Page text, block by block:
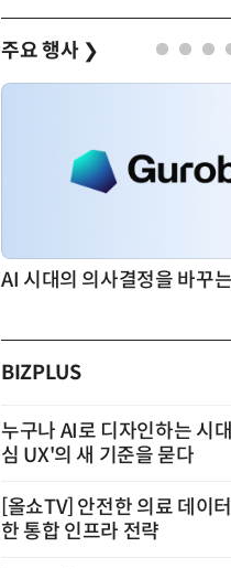
주요 행사 ❯
BIZPLUS
누구나 AI로 디자인하는 시
심 UX'의 새 기준을 묻다
[올쇼TV] 안전한 의료 데이
한 통합 인프라 전략